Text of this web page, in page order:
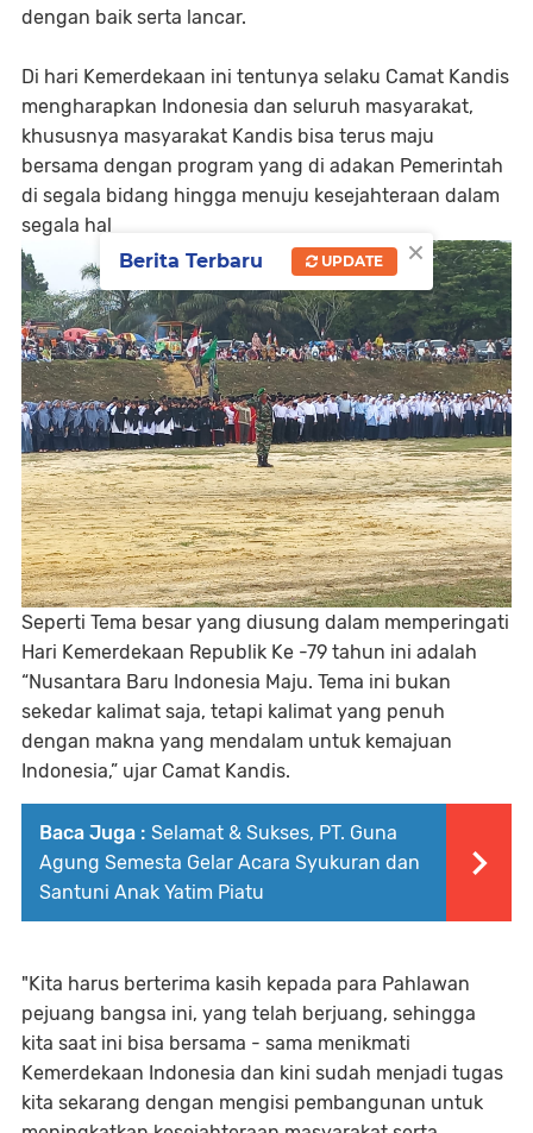
dengan baik serta lancar.
Di hari Kemerdekaan ini tentunya selaku Camat Kandis
mengharapkan Indonesia dan seluruh masyarakat,
khususnya masyarakat Kandis bisa terus maju
bersama dengan program yang di adakan Pemerintah
di segala bidang hingga menuju kesejahteraan dalam
segala hal
Seperti Tema besar yang diusung dalam memperingati
Hari Kemerdekaan Republik Ke -79 tahun ini adalah
“Nusantara Baru Indonesia Maju. Tema ini bukan
sekedar kalimat saja, tetapi kalimat yang penuh
dengan makna yang mendalam untuk kemajuan
Indonesia,” ujar Camat Kandis.
Baca Juga : Selamat & Sukses, PT. Guna
Agung Semesta Gelar Acara Syukuran dan
Santuni Anak Yatim Piatu
"Kita harus berterima kasih kepada para Pahlawan
pejuang bangsa ini, yang telah berjuang, sehingga
kita saat ini bisa bersama - sama menikmati
Kemerdekaan Indonesia dan kini sudah menjadi tugas
kita sekarang dengan mengisi pembangunan untuk
×
Berita Terbaru UPDATE